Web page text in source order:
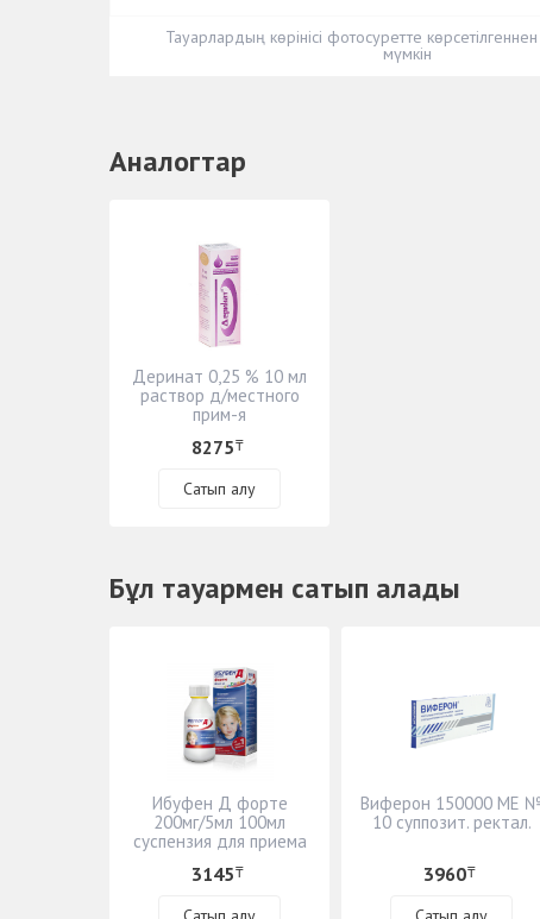
Тауарлардың көрінісі фотосуретте
мүмкін
Аналогтар
Деринат 0,25 % 10 мл
раствор д/местного
прим-я
8275₸
Сатып алу
Бұл тауармен сатып алады
Ибуфен Д форте
200мг/5мл 100мл
суспензия для приема
3145₸
Виферон 150000 МЕ №
10 суппозит. ректал.
3960₸